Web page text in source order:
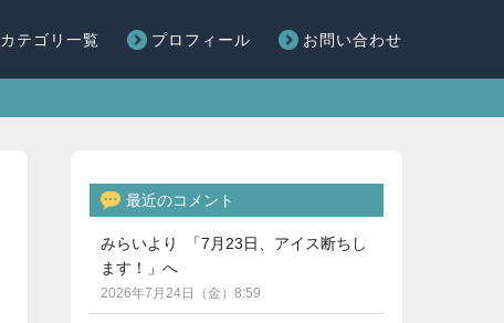
カテゴリ一覧 プロフィール お問い合わせ
最近のコメント
みらいより 「7月23日、アイス断ちし
ます！」へ
2026年7月24日（金）8:59